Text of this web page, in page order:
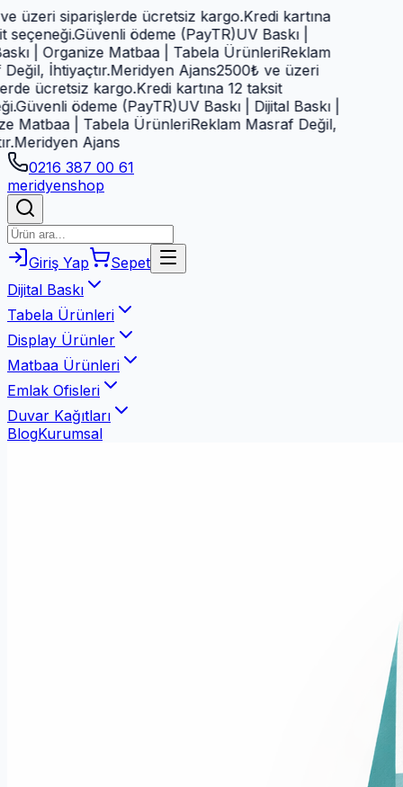
üzeri siparişlerde ücretsiz kargo.Kredi kartına
Güvenli ödeme (PayTR)UV Baskı |
| Organize Matbaa | Tabela ÜrünleriReklam
İhtiyaçtır.Meridyen Ajans2500₺ ve üzeri
ücretsiz kargo.Kredi kartına 12 taksit
Güvenli ödeme (PayTR)UV Baskı | Dijital Baskı |
Matbaa | Tabela ÜrünleriReklam Masraf Değil,
Meridyen Ajans
0216 387 00 61
meridyenshop
Giriş Yap
Sepet
Dijital Baskı
Tabela Ürünleri
Display Ürünler
Matbaa Ürünleri
Emlak Ofisleri
Duvar Kağıtları
BlogKurumsal